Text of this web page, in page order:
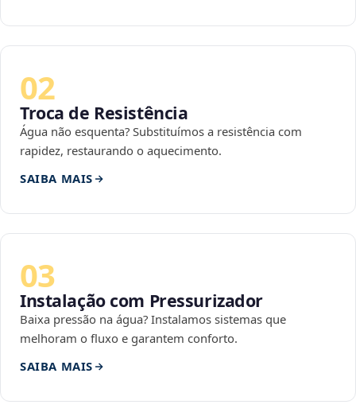
02
Troca de Resistência
Água não esquenta? Substituímos a resistência com
rapidez, restaurando o aquecimento.
SAIBA MAIS
03
Instalação com Pressurizador
Baixa pressão na água? Instalamos sistemas que
melhoram o fluxo e garantem conforto.
SAIBA MAIS